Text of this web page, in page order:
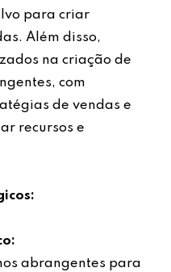
para criar
Além disso,
na criação de
com
de vendas e
recursos e
abrangentes para